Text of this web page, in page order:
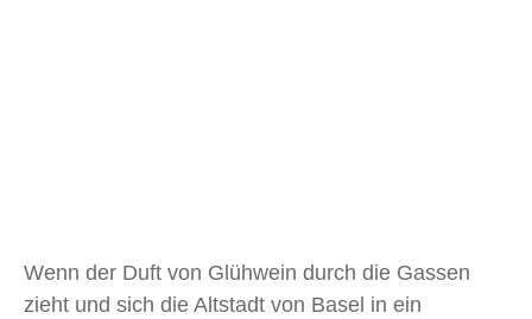
Wenn der Duft von Glühwein durch die Gassen
zieht und sich die Altstadt von Basel in ein